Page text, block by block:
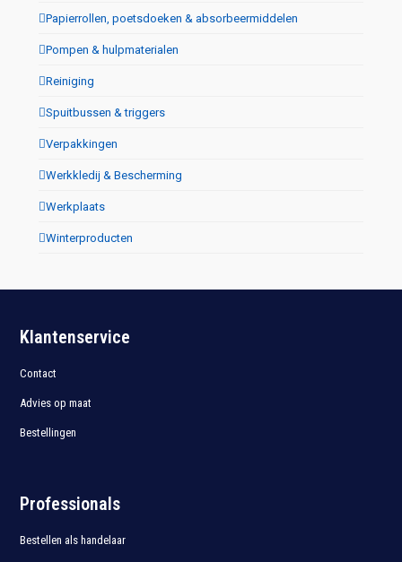
Papierrollen, poetsdoeken & absorbeermiddelen
Pompen & hulpmaterialen
Reiniging
Spuitbussen & triggers
Verpakkingen
Werkkledij & Bescherming
Werkplaats
Winterproducten
Klantenservice
Contact
Advies op maat
Bestellingen
Professionals
Bestellen als handelaar